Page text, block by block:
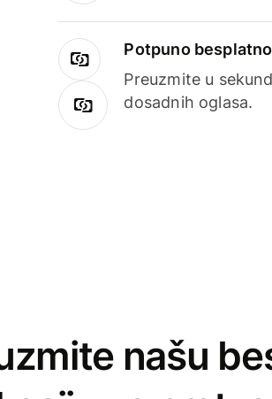
Potpuno
Preuzmite u
dosadnih oglasa.
našu